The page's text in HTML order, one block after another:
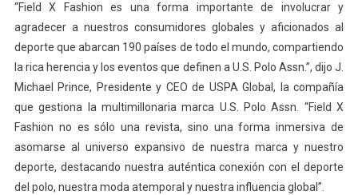
“Field X Fashion es una forma importante de involucrar y
agradecer a nuestros consumidores globales y aficionados al
deporte que abarcan 190 países de todo el mundo, compartiendo
la rica herencia y los eventos que definen a U.S. Polo Assn.”, dijo J.
Michael Prince, Presidente y CEO de USPA Global, la compañía
que gestiona la multimillonaria marca U.S. Polo Assn. “Field X
Fashion no es sólo una revista, sino una forma inmersiva de
asomarse al universo expansivo de nuestra marca y nuestro
deporte, destacando nuestra auténtica conexión con el deporte
del polo, nuestra moda atemporal y nuestra influencia global”.